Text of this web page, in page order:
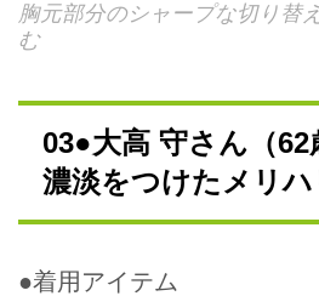
胸元部分のシャープな切り替
む
03●大高 守さん（62
濃淡をつけたメリ
●着用アイテム